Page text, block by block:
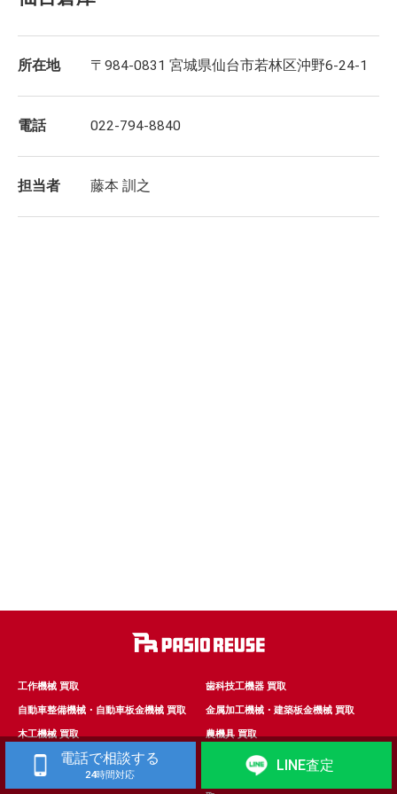
所在地 〒984-0831 宮城県仙台市若林区沖野6-24-1
電話 022-794-8840
担当者 藤本 訓之
電話で相談する
24時間対応
LINE査定
工作機械 買取 歯科技工機器 買取
自動車整備機械・自動車板金機械 買取 金属加工機械・建築板金機械 買取
木工機械 買取 農機具 買取
管工事機械 買取 電設工事機械 買取